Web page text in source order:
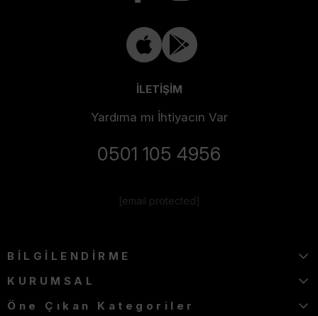
İLETİŞİM
Yardıma mı İhtiyacın Var
0501 105 4956
[email protected]
BİLGİLENDİRME
KURUMSAL
Öne Çıkan Kategoriler